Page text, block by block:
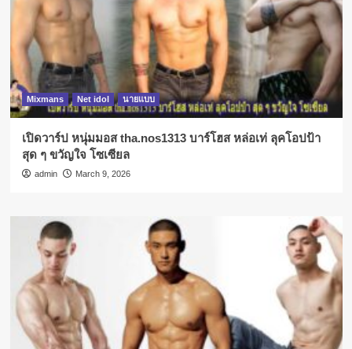
Mixmans Net idol นายแบบ
เปิดวาร์ป หนุ่มมอส tha.nos1313 บาร์โฮส หล่อเท่ ลุคโอปป้า
สุด ๆ ขวัญใจ โซเซียล
admin March 9, 2026